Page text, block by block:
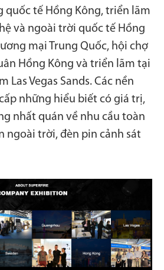
quốc tế Hồng Kông, triển lãm
và ngoài trời quốc tế Hồng
mại Trung Quốc, hội chợ
Hồng Kông và triển lãm tại
Vegas Sands. Các nền
những hiểu biết có giá trị,
nhất quán về nhu cầu toàn
ngoài trời, đèn pin cảnh sát